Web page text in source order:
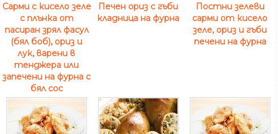
Сарми с кисело зеле
с плънка от
пасиран зрял фасул
(бял боб), ориз и
лук, варени в
тенджера или
запечени на фурна с
бял сос
Печен ориз с гъби
кладница на фурна
Постни зелеви
сарми от кисело
зеле, ориз и гъби
печени на фурна